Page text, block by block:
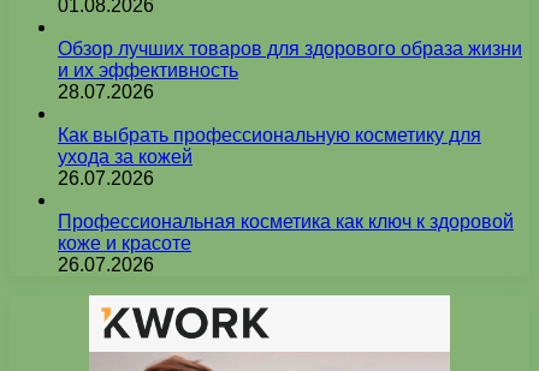
01.08.2026
Обзор лучших товаров для здорового образа жизни
и их эффективность
28.07.2026
Как выбрать профессиональную косметику для
ухода за кожей
26.07.2026
Профессиональная косметика как ключ к здоровой
коже и красоте
26.07.2026